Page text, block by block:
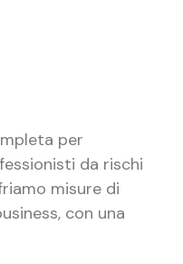
per
da rischi
misure di
con una